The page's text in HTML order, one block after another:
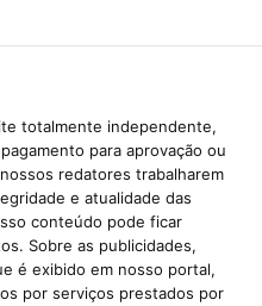
totalmente independente,
para aprovação ou
redatores trabalharem
e atualidade das
conteúdo pode ficar
Sobre as publicidades,
é exibido em nosso portal,
por serviços prestados por